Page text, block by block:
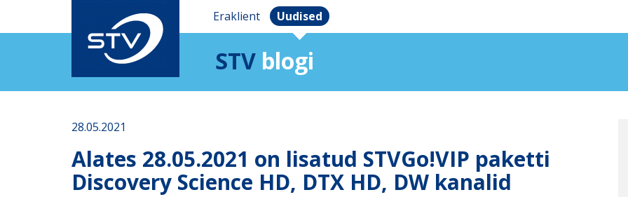
Eraklient Uudised
STV blogi
28.05.2021
Alates 28.05.2021 on lisatud STVGo!VIP paketti
Discovery Science HD, DTX HD, DW kanalid